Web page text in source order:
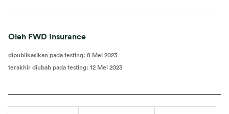
Oleh FWD Insurance
dipublikasikan pada testing: 8 Mei 2023
terakhir diubah pada testing: 12 Mei 2023